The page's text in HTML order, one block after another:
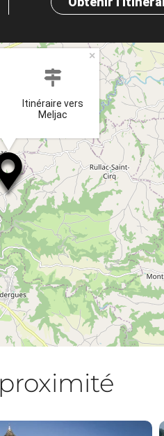
Itinéraire vers
Meljac
×